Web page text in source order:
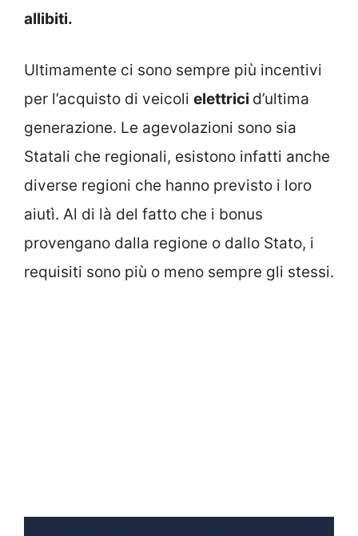
allibiti.
Ultimamente ci sono sempre più incentivi
per l’acquisto di veicoli elettrici d’ultima
generazione. Le agevolazioni sono sia
Statali che regionali, esistono infatti anche
diverse regioni che hanno previsto i loro
aiutì. Al di là del fatto che i bonus
provengano dalla regione o dallo Stato, i
requisiti sono più o meno sempre gli stessi.